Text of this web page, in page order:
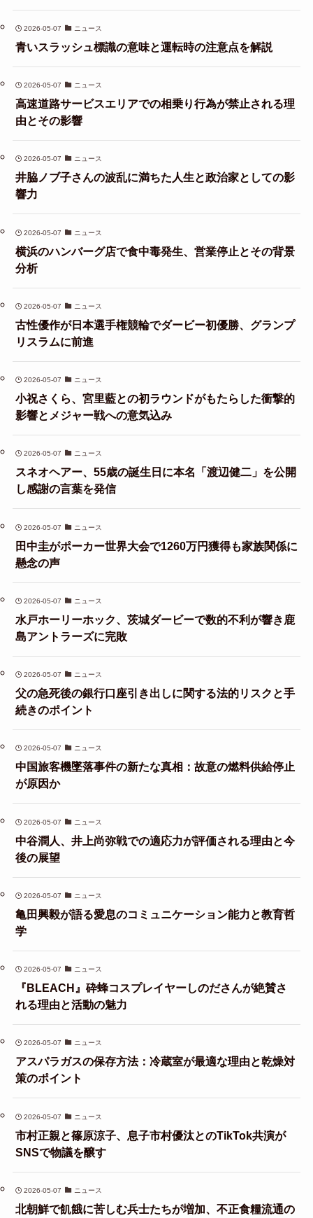
2026-05-07 ニュース
青いスラッシュ標識の意味と運転時の注意点を解説
2026-05-07 ニュース
高速道路サービスエリアでの相乗り行為が禁止される理
由とその影響
2026-05-07 ニュース
井脇ノブ子さんの波乱に満ちた人生と政治家としての影
響力
2026-05-07 ニュース
横浜のハンバーグ店で食中毒発生、営業停止とその背景
分析
2026-05-07 ニュース
古性優作が日本選手権競輪でダービー初優勝、グランプ
リスラムに前進
2026-05-07 ニュース
小祝さくら、宮里藍との初ラウンドがもたらした衝撃的
影響とメジャー戦への意気込み
2026-05-07 ニュース
スネオヘアー、55歳の誕生日に本名「渡辺健二」を公開
し感謝の言葉を発信
2026-05-07 ニュース
田中圭がポーカー世界大会で1260万円獲得も家族関係に
懸念の声
2026-05-07 ニュース
水戸ホーリーホック、茨城ダービーで数的不利が響き鹿
島アントラーズに完敗
2026-05-07 ニュース
父の急死後の銀行口座引き出しに関する法的リスクと手
続きのポイント
2026-05-07 ニュース
中国旅客機墜落事件の新たな真相：故意の燃料供給停止
が原因か
2026-05-07 ニュース
中谷潤人、井上尚弥戦での適応力が評価される理由と今
後の展望
2026-05-07 ニュース
亀田興毅が語る愛息のコミュニケーション能力と教育哲
学
2026-05-07 ニュース
『BLEACH』砕蜂コスプレイヤーしのださんが絶賛さ
れる理由と活動の魅力
2026-05-07 ニュース
アスパラガスの保存方法：冷蔵室が最適な理由と乾燥対
策のポイント
2026-05-07 ニュース
市村正親と篠原涼子、息子市村優汰とのTikTok共演が
SNSで物議を醸す
2026-05-07 ニュース
北朝鮮で飢餓に苦しむ兵士たちが増加、不正食糧流通の